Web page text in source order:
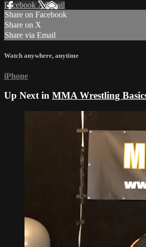
Facebook XEmail
Share on Facebook
Share on X
Share via Email
Watch anywhere, anytime
iPhone
Up Next in MMA Wrestling